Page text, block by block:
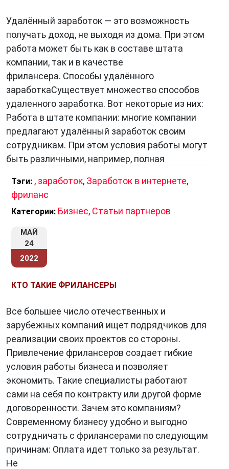
Удалённый заработок — это возможность
получать доход, не выходя из дома. При этом
работа может быть как в составе штата
компании, так и в качестве
фрилансера. Способы удалённого
заработкаСуществует множество способов
удаленного заработка. Вот некоторые из них:
Работа в штате компании: многие компании
предлагают удалённый заработок своим
сотрудникам. При этом условия работы могут
быть различными, например, полная
Тэги: , заработок, Заработок в интернете,
фриланс
Категории: Бизнес, Статьи партнеров
МАЙ
24
2022
КТО ТАКИЕ ФРИЛАНСЕРЫ
Все большее число отечественных и
зарубежных компаний ищет подрядчиков для
реализации своих проектов со стороны.
Привлечение фрилансеров создает гибкие
условия работы бизнеса и позволяет
экономить. Такие специалисты работают
сами на себя по контракту или другой форме
договоренности. Зачем это компаниям?
Современному бизнесу удобно и выгодно
сотрудничать с фрилансерами по следующим
причинам: Оплата идет только за результат.
Не